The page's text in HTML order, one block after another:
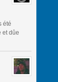
été
et dûe